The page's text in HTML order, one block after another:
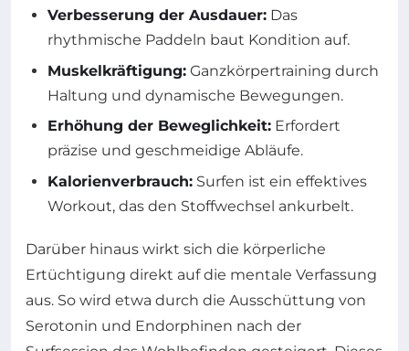
Verbesserung der Ausdauer: Das
rhythmische Paddeln baut Kondition auf.
Muskelkräftigung: Ganzkörpertraining durch
Haltung und dynamische Bewegungen.
Erhöhung der Beweglichkeit: Erfordert
präzise und geschmeidige Abläufe.
Kalorienverbrauch: Surfen ist ein effektives
Workout, das den Stoffwechsel ankurbelt.
Darüber hinaus wirkt sich die körperliche
Ertüchtigung direkt auf die mentale Verfassung
aus. So wird etwa durch die Ausschüttung von
Serotonin und Endorphinen nach der